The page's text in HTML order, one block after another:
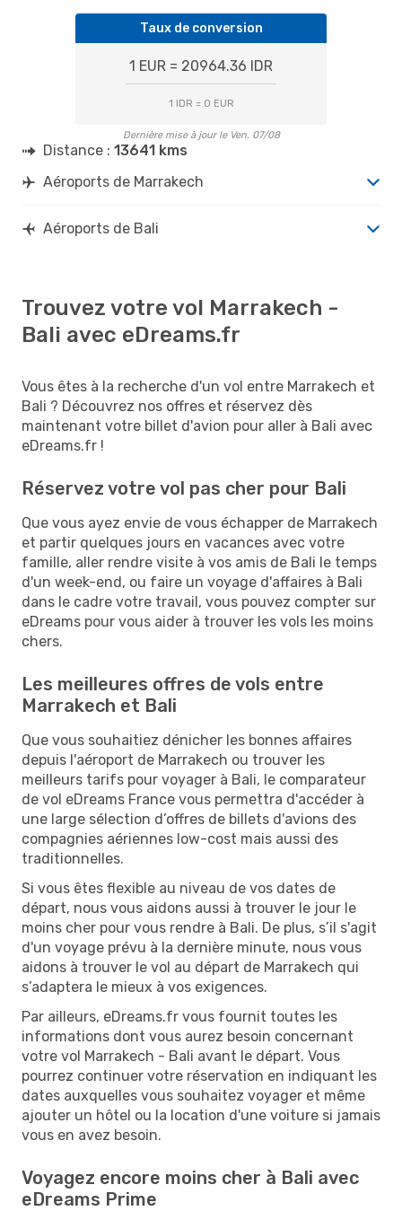
Taux de conversion
1 EUR = 20964.36 IDR
1 IDR = 0 EUR
Dernière mise à jour le Ven. 07/08
Distance : 13641 kms
Aéroports de Marrakech
Aéroports de Bali
Trouvez votre vol Marrakech -
Bali avec eDreams.fr
Vous êtes à la recherche d'un vol entre Marrakech et
Bali ? Découvrez nos offres et réservez dès
maintenant votre billet d'avion pour aller à Bali avec
eDreams.fr !
Réservez votre vol pas cher pour Bali
Que vous ayez envie de vous échapper de Marrakech
et partir quelques jours en vacances avec votre
famille, aller rendre visite à vos amis de Bali le temps
d'un week-end, ou faire un voyage d'affaires à Bali
dans le cadre votre travail, vous pouvez compter sur
eDreams pour vous aider à trouver les vols les moins
chers.
Les meilleures offres de vols entre
Marrakech et Bali
Que vous souhaitiez dénicher les bonnes affaires
depuis l'aéroport de Marrakech ou trouver les
meilleurs tarifs pour voyager à Bali, le comparateur
de vol eDreams France vous permettra d'accéder à
une large sélection d’offres de billets d'avions des
compagnies aériennes low-cost mais aussi des
traditionnelles.
Si vous êtes flexible au niveau de vos dates de
départ, nous vous aidons aussi à trouver le jour le
moins cher pour vous rendre à Bali. De plus, s’il s'agit
d'un voyage prévu à la dernière minute, nous vous
aidons à trouver le vol au départ de Marrakech qui
s’adaptera le mieux à vos exigences.
Par ailleurs, eDreams.fr vous fournit toutes les
informations dont vous aurez besoin concernant
votre vol Marrakech - Bali avant le départ. Vous
pourrez continuer votre réservation en indiquant les
dates auxquelles vous souhaitez voyager et même
ajouter un hôtel ou la location d'une voiture si jamais
vous en avez besoin.
Voyagez encore moins cher à Bali avec
eDreams Prime